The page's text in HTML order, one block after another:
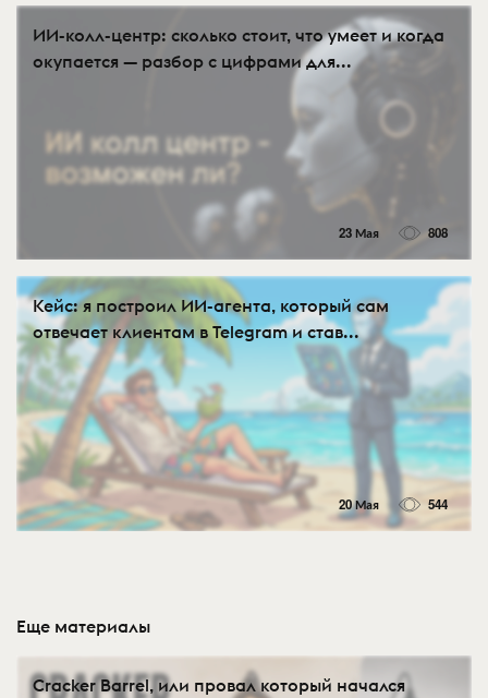
ИИ-колл-центр: сколько стоит, что умеет и когда
окупается — разбор с цифрами для...
23 Мая 808
Кейс: я построил ИИ-агента, который сам
отвечает клиентам в Telegram и став...
20 Мая 544
Еще материалы
Cracker Barrel, или провал который начался